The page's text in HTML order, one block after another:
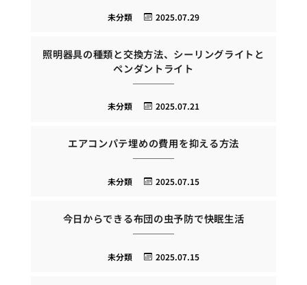
2025.07.29
未分類
照明器具の種類と交換方法、シーリングライトと
ペンダントライト
2025.07.21
未分類
エアコンパテ埋めの費用を抑える方法
2025.07.15
未分類
今日からできる布団の虫予防で快眠生活
2025.07.15
未分類